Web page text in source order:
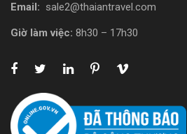
Email: sale2@thaiantravel.com
Giờ làm việc: 8h30 – 17h30